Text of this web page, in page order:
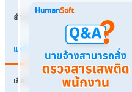
สำหรับธุรกิจ
แหล่งเรียนรู้
เกี่ยวกับเราPublished:5 พฤศจิกาย